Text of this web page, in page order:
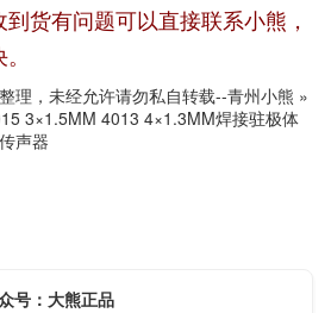
货有问题可以直接联系小熊，
理，未经允许请勿私自转载--青州小熊 »
3×1.5MM 4013 4×1.3MM焊接驻极体
声器
号：大熊正品